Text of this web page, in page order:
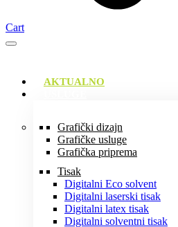
Cart
AKTUALNO
Grafički dizajn
Grafičke usluge
Grafička priprema
Tisak
Digitalni Eco solvent
Digitalni laserski tisak
Digitalni latex tisak
Digitalni solventni tisak